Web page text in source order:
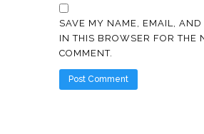
SAVE MY NAME, EMAIL, AND
IN THIS BROWSER FOR THE
COMMENT.